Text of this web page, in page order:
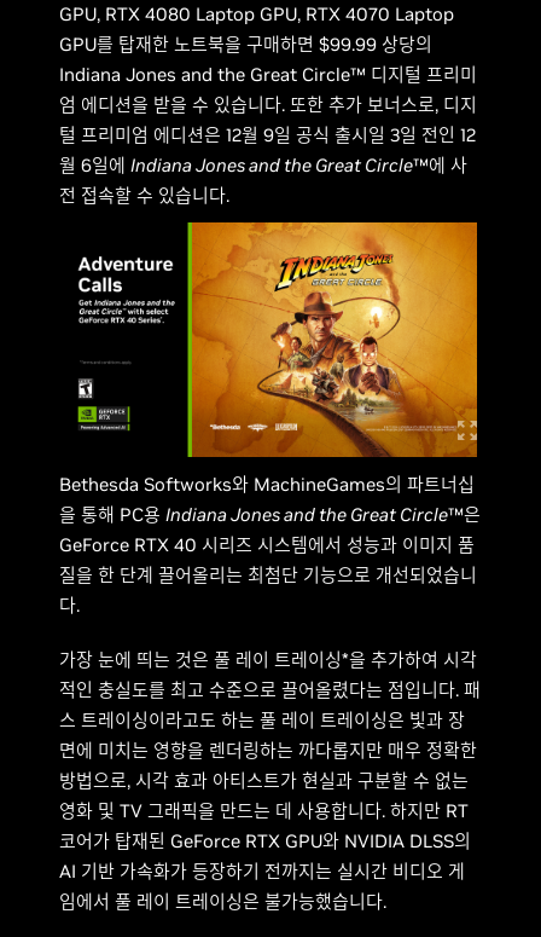
GPU, RTX 4080 Laptop GPU, RTX 4070 Laptop
GPU를 탑재한 노트북을 구매하면 $99.99 상당의
Indiana Jones and the Great Circle™ 디지털 프리미
엄 에디션을 받을 수 있습니다. 또한 추가 보너스로, 디지
털 프리미엄 에디션은 12월 9일 공식 출시일 3일 전인 12
월 6일에 Indiana Jones and the Great Circle™에 사
전 접속할 수 있습니다.
Bethesda Softworks와 MachineGames의 파트너십
을 통해 PC용 Indiana Jones and the Great Circle™은
GeForce RTX 40 시리즈 시스템에서 성능과 이미지 품
질을 한 단계 끌어올리는 최첨단 기능으로 개선되었습니
다.
가장 눈에 띄는 것은 풀 레이 트레이싱*을 추가하여 시각
적인 충실도를 최고 수준으로 끌어올렸다는 점입니다. 패
스 트레이싱이라고도 하는 풀 레이 트레이싱은 빛과 장
면에 미치는 영향을 렌더링하는 까다롭지만 매우 정확한
방법으로, 시각 효과 아티스트가 현실과 구분할 수 없는
영화 및 TV 그래픽을 만드는 데 사용합니다. 하지만 RT
코어가 탑재된 GeForce RTX GPU와 NVIDIA DLSS의
AI 기반 가속화가 등장하기 전까지는 실시간 비디오 게
임에서 풀 레이 트레이싱은 불가능했습니다.